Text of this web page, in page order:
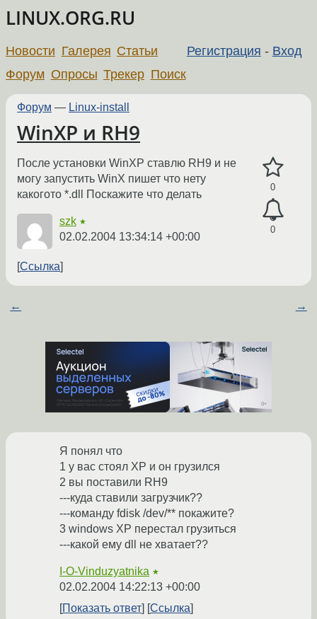
LINUX.ORG.RU
Регистрация - Вход
Новости Галерея Статьи
Форум Опросы Трекер Поиск
Форум — Linux-install
WinXP и RH9
0
0
После установки WinXP ставлю RH9 и не
могу запустить WinX пишет что нету
какогото *.dll Поскажите что делать
szk ★
02.02.2004 13:34:14 +00:00
Ссылка
← →
Я понял что
1 у вас стоял XP и он грузился
2 вы поставили RH9
---куда ставили загрузчик??
---команду fdisk /dev/** покажите?
3 windows XP перестал грузиться
---какой ему dll не хватает??
I-O-Vinduzyatnika ★
02.02.2004 14:22:13 +00:00
Показать ответ
Ссылка